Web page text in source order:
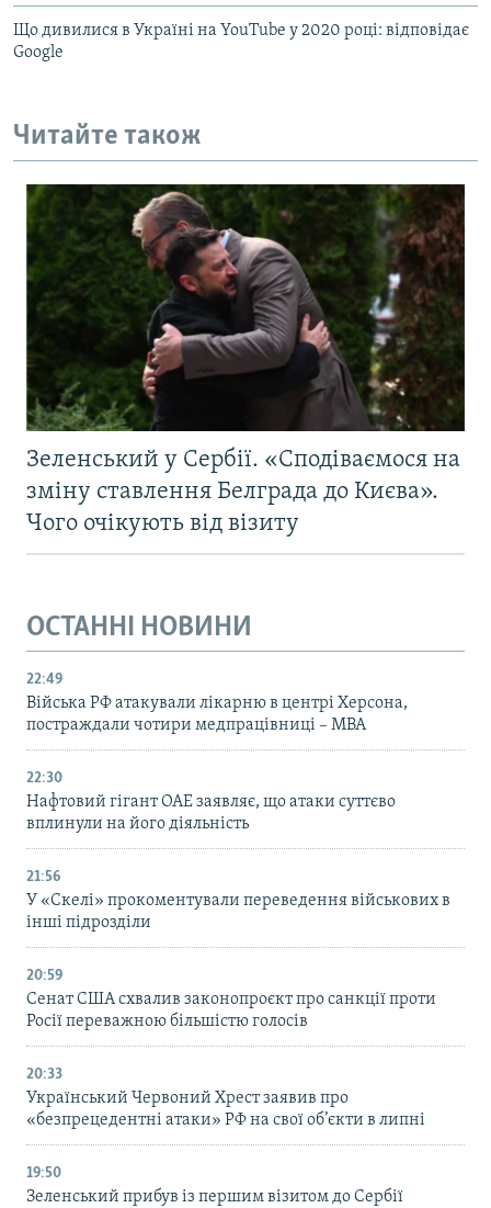
Що дивилися в Україні на YouTube у 2020 році: відповідає
Google
Читайте також
Зеленський у Сербії. «Сподіваємося на
зміну ставлення Белграда до Києва».
Чого очікують від візиту
ОСТАННІ НОВИНИ
22:49
Війська РФ атакували лікарню в центрі Херсона,
постраждали чотири медпрацівниці – МВА
22:30
Нафтовий гігант ОАЕ заявляє, що атаки суттєво
вплинули на його діяльність
21:56
У «Скелі» прокоментували переведення військових в
інші підрозділи
20:59
Cенат США схвалив законопроєкт про санкції проти
Росії переважною більшістю голосів
20:33
Український Червоний Хрест заявив про
«безпрецедентні атаки» РФ на свої об’єкти в липні
19:50
Зеленський прибув із першим візитом до Сербії